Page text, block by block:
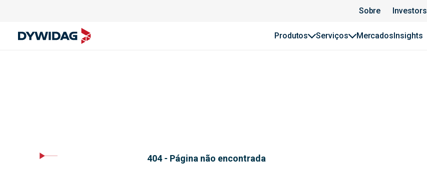
Sobre Investors
Produtos Serviços MercadosInsights
404 - Página não encontrada